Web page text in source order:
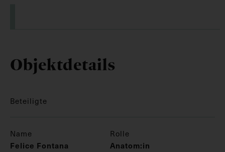
Objektdetails
Beteiligte
Name Rolle
Felice Fontana
Anatom:in